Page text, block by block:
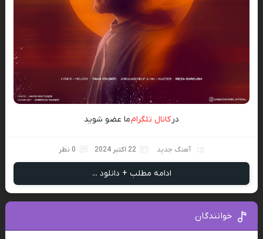
در کانال تلگرامما عضو شوید
آهنگ جدید 22 اکتبر 2024 0 نظر
ادامه مطلب + دانلود ...
خوانندگان